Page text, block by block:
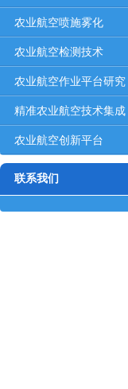
农业航空喷施雾化
农业航空检测技术
农业航空作业平台研究
精准农业航空技术集成
农业航空创新平台
联系我们